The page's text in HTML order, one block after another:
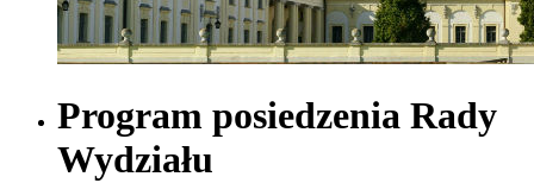
Program posiedzenia Rady
Wydziału